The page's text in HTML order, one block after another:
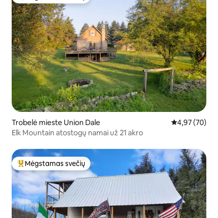
Trobelė mieste Union Dale Vidutinis
4,97 (70)
Elk Mountain atostogų namai už 21 akro
Svečių mėgstamiausias
Mėgstamas svečių